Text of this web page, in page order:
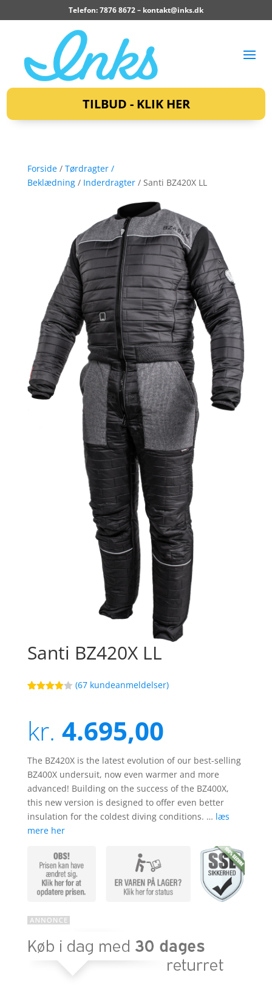
Telefon: 7876 8672 – kontakt@inks.dk
TILBUD - KLIK HER
Forside/ Tørdragter /
Beklædning/ Inderdragter/ Santi BZ420X LL
Santi BZ420X LL
baseret
på
kundebed
er
(67 kundeanmeldelser)
kr. 4.695,00
The BZ420X is the latest evolution of our best-selling
BZ400X undersuit, now even warmer and more
advanced! Building on the success of the BZ400X,
this new version is designed to offer even better
insulation for the coldest diving conditions. … læs
mere her